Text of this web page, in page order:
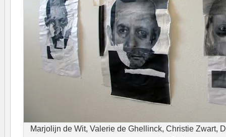
Marjolijn de Wit, Valerie de Ghellinck, Christie Zwart,